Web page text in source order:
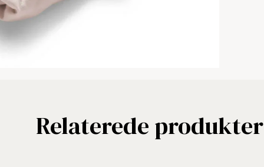
Relaterede produkter